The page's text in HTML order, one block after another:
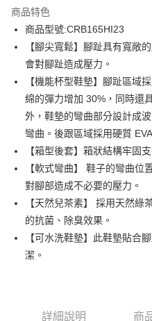
合作金庫商業銀行
華南商業銀行
上海商業儲蓄銀行
國泰世華商業銀行
臺灣中小企業銀行
匯豐（台灣）商業銀行
聯邦商業銀行
元大商業銀行
玉山商業銀行
台新國際商業銀行
台灣樂天信用卡公司
6 期 0 利率 每期
華南商業銀行
上海商業儲蓄銀行
國泰世華商業銀行
臺灣中小企業銀行
匯豐（台灣）商業銀行
聯邦商業銀行
元大商業銀行
玉山商業銀行
台新國際商業銀行
台灣樂天信用卡公司
12 期 0 利率 每期
合作金庫商業銀行
上海商業儲蓄銀行
國泰世華商業銀行
臺灣中小企業銀行
匯豐（台灣）商業銀行
聯邦商業銀行
元大商業銀行
玉山商業銀行
台新國際商業銀行
台灣樂天信用卡公司
LINE Pay
Apple Pay
街口支付
悠遊付
Google Pay
全盈+PAY
AFTEE先享後付
相關說明
【關於「AFTEE先享後付」】
AFTEE先享後付是「在收到商品之
３．安心：先確認商品／服務後，
ATM付款
全家取貨
商品特色
商品型號:CRB165HI23
【腳尖寬鬆】腳趾具有寬敞
會對腳趾造成壓力。
【機能杯型鞋墊】腳趾區域
綿的彈力增加 30%，同時還
外，鞋墊的彎曲部分設計成
彎曲。後跟區域採用硬質
【箱型後套】箱狀結構牢固
【軟式彎曲】 鞋子的彎曲位
對腳部造成不必要的壓力。
【天然兒茶素】 採用天然綠
的抗菌、除臭效果。
【可水洗鞋墊】此鞋墊貼合
潔。
詳細說明 商